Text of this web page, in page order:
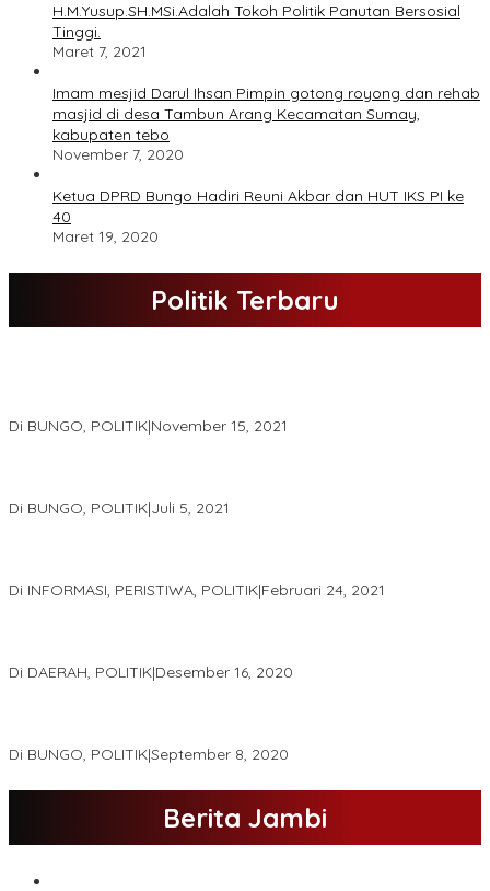
H.M.Yusup.SH.MSi.Adalah Tokoh Politik Panutan Bersosial
Tinggi.
Maret 7, 2021
Imam mesjid Darul Ihsan Pimpin gotong royong dan rehab
masjid di desa Tambun Arang Kecamatan Sumay,
kabupaten tebo
November 7, 2020
Ketua DPRD Bungo Hadiri Reuni Akbar dan HUT IKS PI ke
40
Maret 19, 2020
Politik Terbaru
Di BUNGO, POLITIK|November 15, 2021
Di BUNGO, POLITIK|Juli 5, 2021
Di INFORMASI, PERISTIWA, POLITIK|Februari 24, 2021
Di DAERAH, POLITIK|Desember 16, 2020
Di BUNGO, POLITIK|September 8, 2020
Berita Jambi